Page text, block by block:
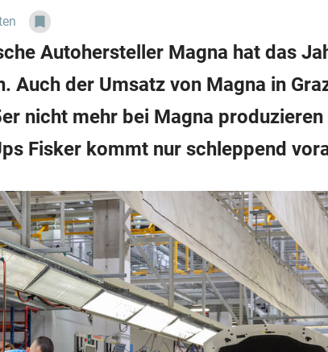
Autohersteller Magna hat das
Auch der Umsatz von Magna in
nicht mehr bei Magna
Fisker kommt nur schleppend